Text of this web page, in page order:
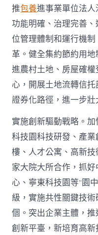
推包養進事業單位法
功能明確、治理完善
位管理體制和運行機
革。健全集約節約用
進農村土地、房屋確
心，開展土地流轉信
證券化路徑，進一步壯
實施創新驅動戰略。
科技園科技研發、產
樓、人才公寓、高新
家大院大所合作，抓
心、寧東科技園等“園
級，實施共性關鍵技
個。突出企業主體，
創新平臺，新培育高